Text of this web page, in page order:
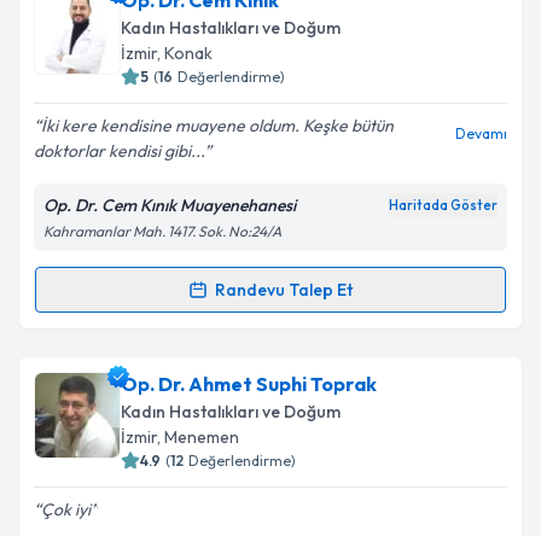
talebi oluşturun. Size bu uzmandan randevu almanız
için bir takvim hazırlandığında e-posta ile
bilgilendireceğiz.
E-posta Adresiniz
Kişisel verilerimin işlenmesine ilişkin
Metni'ni okudum ve kişisel verilerimin belirtilen
kapsamda işlenmesini kabul ediyorum.
Kadın Hastalıkları ve Doğum
İzmir, Konak
5 (16 Değerlendirme)
İki kere kendisine muayene oldum. Keşke bütün
doktorlar kendisi gibi...
Devamı
Op. Dr. Cem Kınık Muayenehanesi Haritada Göster
Kahramanlar Mah. 1417. Sok. No:24/A
Randevu Talep Et
Randevu Takvimi Talebi
Op. Dr. Cem Kınıkiçin randevu takvimi talebi
oluşturun. Size bu uzmandan randevu almanız için bir
takvim hazırlandığında e-posta ile bilgilendireceğiz.
Op. Dr. Ahmet Suphi Toprak
Kadın Hastalıkları ve Doğum
İzmir, Menemen
4.9 (12 Değerlendirme)
Çok iyi